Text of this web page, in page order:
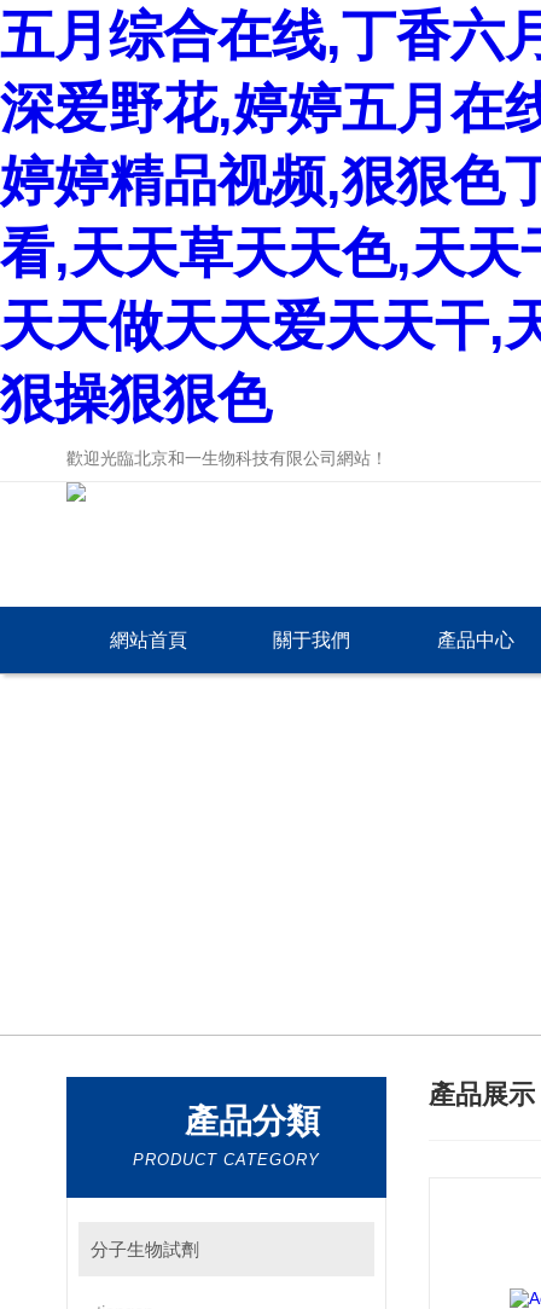
五月综合在线,丁香六
深爱野花,婷婷五月在
婷婷精品视频,狠狠色
看,天天草天天色,天
天天做天天爱天天干,
狠操狠狠色
歡迎光臨北京和一生物科技有限公司網站！
網站首頁 關于我們 產品中心
產品分類
PRODUCT CATEGORY
分子生物試劑
產品展示